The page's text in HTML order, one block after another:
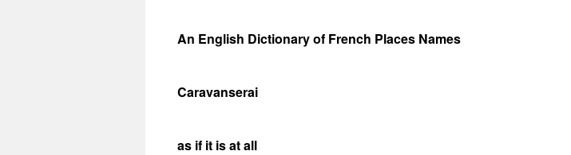
An English Dictionary of French Places Names
Caravanserai
as if it is at all